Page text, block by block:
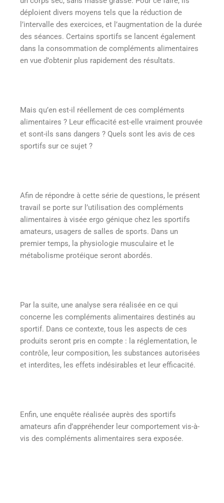
déploient divers moyens tels que la réduction de
l’intervalle des exercices, et l’augmentation de la durée
des séances. Certains sportifs se lancent également
dans la consommation de compléments alimentaires
en vue d’obtenir plus rapidement des résultats.
Mais qu’en est-il réellement de ces compléments
alimentaires ? Leur efficacité est-elle vraiment prouvée
et sont-ils sans dangers ? Quels sont les avis de ces
sportifs sur ce sujet ?
Afin de répondre à cette série de questions, le présent
travail se porte sur l’utilisation des compléments
alimentaires à visée ergo génique chez les sportifs
amateurs, usagers de salles de sports. Dans un
premier temps, la physiologie musculaire et le
métabolisme protéique seront abordés.
Par la suite, une analyse sera réalisée en ce qui
concerne les compléments alimentaires destinés au
sportif. Dans ce contexte, tous les aspects de ces
produits seront pris en compte : la réglementation, le
contrôle, leur composition, les substances autorisées
et interdites, les effets indésirables et leur efficacité.
Enfin, une enquête réalisée auprès des sportifs
amateurs afin d’appréhender leur comportement vis-à-
vis des compléments alimentaires sera exposée.